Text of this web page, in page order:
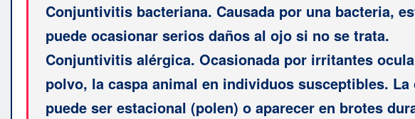
Conjuntivitis bacteriana. Causada por una bacteria,
puede ocasionar serios daños al ojo si no se trata.
Conjuntivitis alérgica. Ocasionada por irritantes
polvo, la caspa animal en individuos susceptibles.
puede ser estacional (polen) o aparecer en brotes